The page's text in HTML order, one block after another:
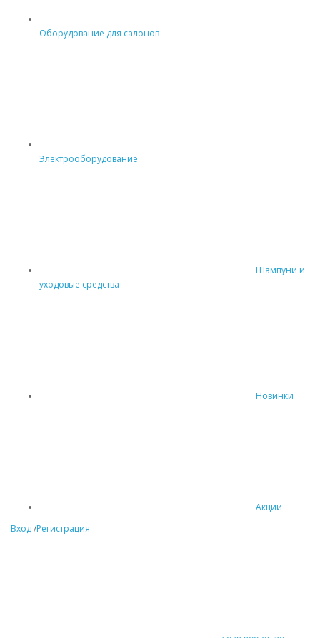
Оборудование для салонов
Электрооборудование
Шампуни и
уходовые средства
Новинки
Акции
Вход/Регистрация